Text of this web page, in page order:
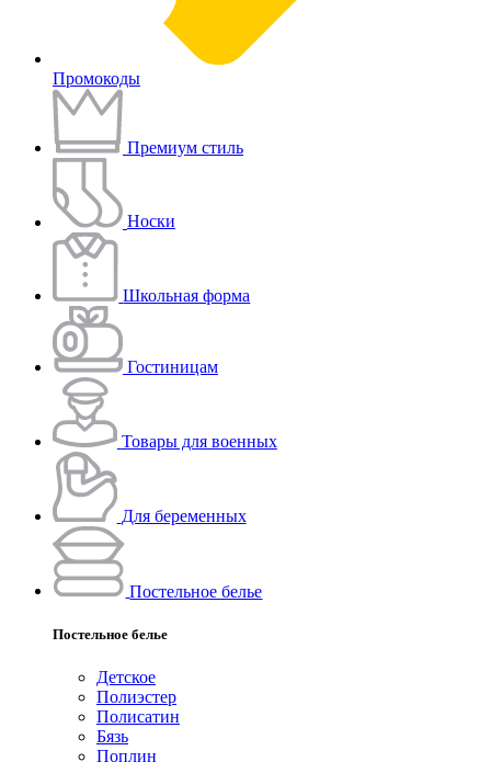
Промокоды
Премиум стиль
Носки
Школьная форма
Гостиницам
Товары для военных
Для беременных
Постельное белье
Постельное белье
Детское
Полиэстeр
Полисатин
Бязь
Поплин